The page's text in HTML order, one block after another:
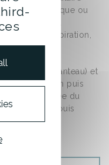
d'un élastique ou
sur le col
de transpiration,
un porte-manteau) et
manipulation puis
coiffée du
l'extérieur puis